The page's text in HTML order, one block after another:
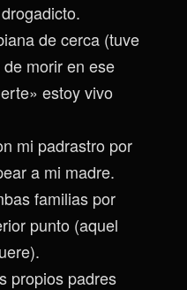
de cerca (tuve
morir en ese
estoy vivo
mi padrastro por
a mi madre.
familias por
punto (aquel
propios padres